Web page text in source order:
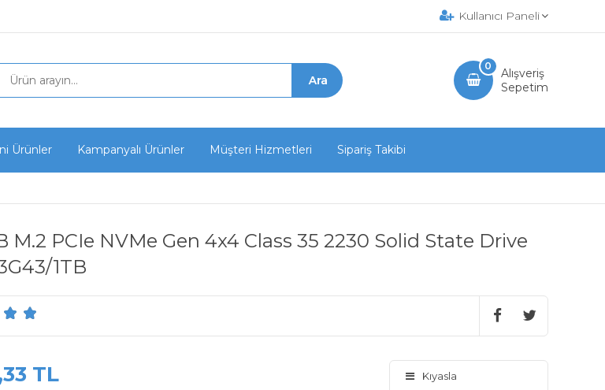
Kullanıcı Paneli
Alışveriş
Sepetim
0
Ürünler Kampanyalı Ürünler Müşteri Hizmetleri Sipariş Takibi
M.2 PCIe NVMe Gen 4x4 Class 35 2230 Solid State Drive
1TB
TL Kıyasla